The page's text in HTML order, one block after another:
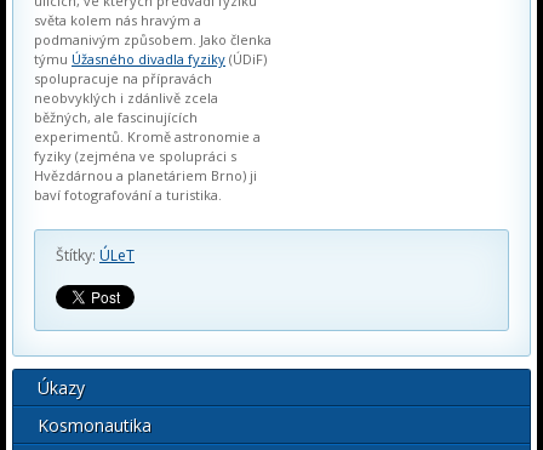
světa kolem nás hravým a
podmanivým způsobem. Jako členka
týmu Úžasného divadla fyziky (ÚDiF)
spolupracuje na přípravách
neobvyklých i zdánlivě zcela
běžných, ale fascinujících
experimentů. Kromě astronomie a
fyziky (zejména ve spolupráci s
Hvězdárnou a planetáriem Brno) ji
baví fotografování a turistika.
Štítky: ÚLeT
Úkazy
Kosmonautika